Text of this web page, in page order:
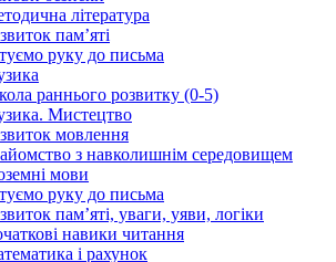
література
пам’яті
руку до письма
раннього розвитку (0-5)
Мистецтво
мовлення
з навколишнім середовищем
мови
руку до письма
пам’яті, уваги, уяви, логіки
навики читання
і рахунок